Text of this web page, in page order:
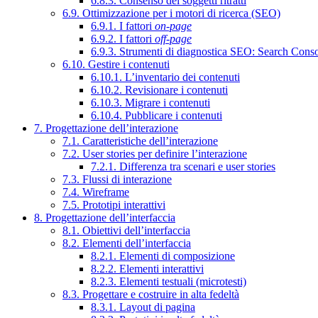
6.9. Ottimizzazione per i motori di ricerca (SEO)
6.9.1. I fattori on-page
6.9.2. I fattori off-page
6.9.3. Strumenti di diagnostica SEO: Search
6.10. Gestire i contenuti
6.10.1. L’inventario dei contenuti
6.10.2. Revisionare i contenuti
6.10.3. Migrare i contenuti
6.10.4. Pubblicare i contenuti
7. Progettazione dell’interazione
7.1. Caratteristiche dell’interazione
7.2. User stories per definire l’interazione
7.2.1. Differenza tra scenari e user stories
7.3. Flussi di interazione
7.4. Wireframe
7.5. Prototipi interattivi
8. Progettazione dell’interfaccia
8.1. Obiettivi dell’interfaccia
8.2. Elementi dell’interfaccia
8.2.1. Elementi di composizione
8.2.2. Elementi interattivi
8.2.3. Elementi testuali (microtesti)
8.3. Progettare e costruire in alta fedeltà
8.3.1. Layout di pagina